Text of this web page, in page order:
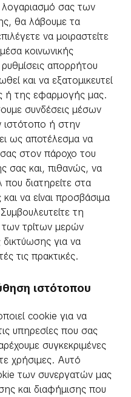
λογαριασμό σας των
θα λάβουμε τα
να μοιραστείτε
κοινωνικής
απορρήτου
και να εξατομικευτεί
ή της εφαρμογής μας.
συνδέσεις μέσων
ιστότοπο ή στην
ως αποτέλεσμα να
σας στον πάροχο του
σας και, πιθανώς, να
διατηρείτε στα
να είναι προσβάσιμα
τη
τρίτων μερών
για να
τις πρακτικές.
ιστότοπου
cookie για να
υπηρεσίες που σας
συγκεκριμένες
χρήσιμες. Αυτό
των συνεργατών μας
και διαφήμισης που